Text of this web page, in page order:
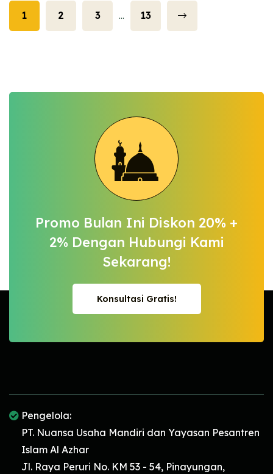
1 2 3 … 13
Promo Bulan Ini Diskon 20% +
2% Dengan Hubungi Kami
Sekarang!
Konsultasi Gratis!
Konsultasi Gratis!
Pengelola:
PT. Nuansa Usaha Mandiri dan Yayasan Pesantren
Islam Al Azhar
Jl. Raya Peruri No. KM 53 - 54, Pinayungan,